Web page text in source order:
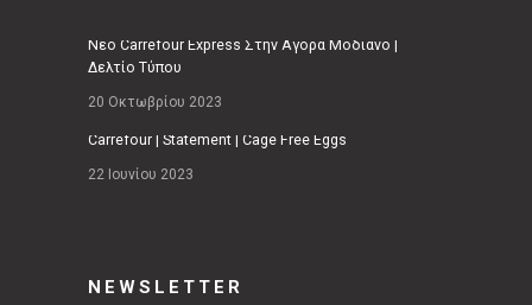
Νέο Carrefour Express Στην Αγορά Μοδιάνο |
Δελτίο Τύπου
20 Οκτωβρίου 2023
Carrefour | Statement | Cage Free Eggs
22 Ιουνίου 2023
NEWSLETTER